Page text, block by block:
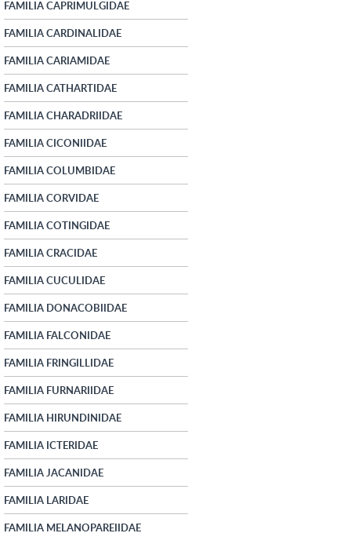
FAMILIA CAPRIMULGIDAE
FAMILIA CARDINALIDAE
FAMILIA CARIAMIDAE
FAMILIA CATHARTIDAE
FAMILIA CHARADRIIDAE
FAMILIA CICONIIDAE
FAMILIA COLUMBIDAE
FAMILIA CORVIDAE
FAMILIA COTINGIDAE
FAMILIA CRACIDAE
FAMILIA CUCULIDAE
FAMILIA DONACOBIIDAE
FAMILIA FALCONIDAE
FAMILIA FRINGILLIDAE
FAMILIA FURNARIIDAE
FAMILIA HIRUNDINIDAE
FAMILIA ICTERIDAE
FAMILIA JACANIDAE
FAMILIA LARIDAE
FAMILIA MELANOPAREIIDAE